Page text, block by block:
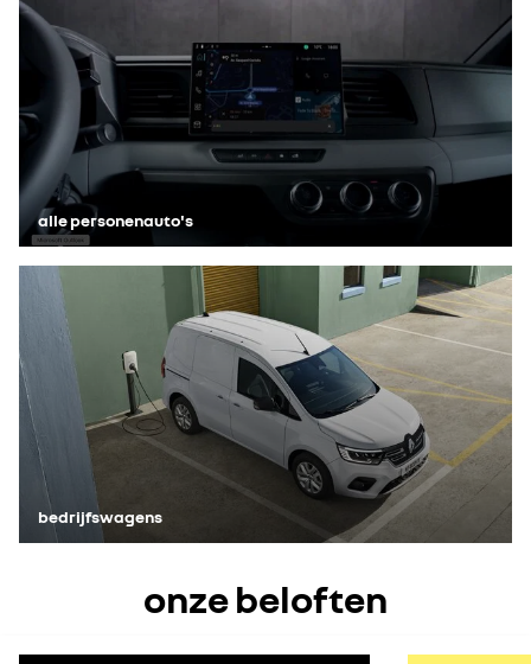
alle personenauto's
bedrijfswagens
onze beloften